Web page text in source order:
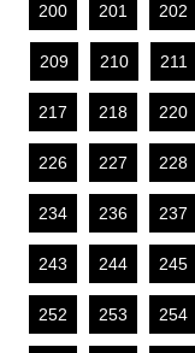
200 201 202
209 210 211
217 218 220
226 227 228
234 236 237
243 244 245
252 253 254